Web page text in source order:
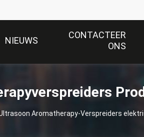
NIEUWS
CONTACTEER
ONS
Aromatherapy-Verspreiders